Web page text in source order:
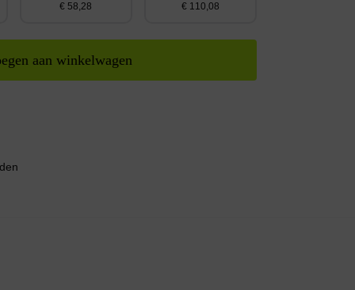
€ 58,28 € 110,08
aan winkelwagen